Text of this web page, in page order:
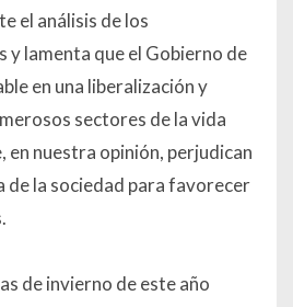
el análisis de los
y lamenta que el Gobierno de
en una liberalización y
sectores de la vida
en nuestra opinión, perjudican
de la sociedad para favorecer
de invierno de este año